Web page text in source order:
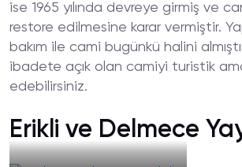
ise 1965 yılında devreye girmiş ve
restore edilmesine karar vermiştir.
bakım ile cami bugünkü halini
ibadete açık olan camiyi turistik
edebilirsiniz.
Erikli ve Delmece